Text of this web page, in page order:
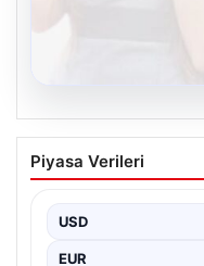
Kelebek chat
Muhabbet
hassasiyet
Piyasa Verileri
USD
EUR